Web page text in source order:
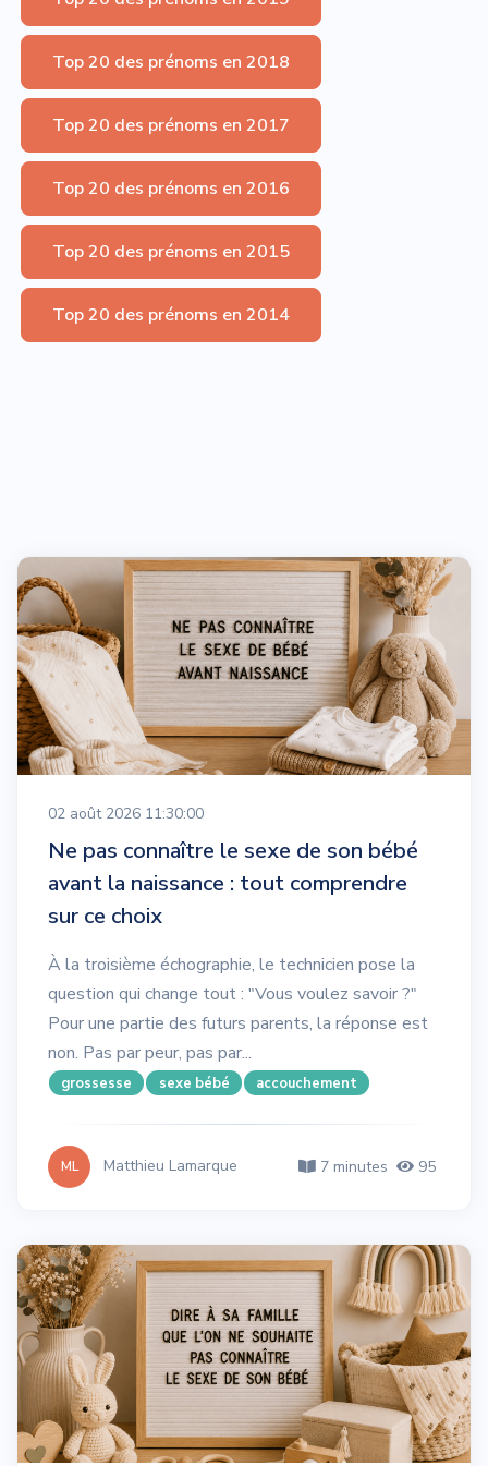
Top 20 des prénoms en 2018
Top 20 des prénoms en 2017
Top 20 des prénoms en 2016
Top 20 des prénoms en 2015
Top 20 des prénoms en 2014
02 août 2026 11:30:00
Ne pas connaître le sexe de son bébé
avant la naissance : tout comprendre
sur ce choix
À la troisième échographie, le technicien pose la
question qui change tout : "Vous voulez savoir ?"
Pour une partie des futurs parents, la réponse est
non. Pas par peur, pas par...
grossesse sexe bébé accouchement
ML Matthieu Lamarque 7 minutes 95